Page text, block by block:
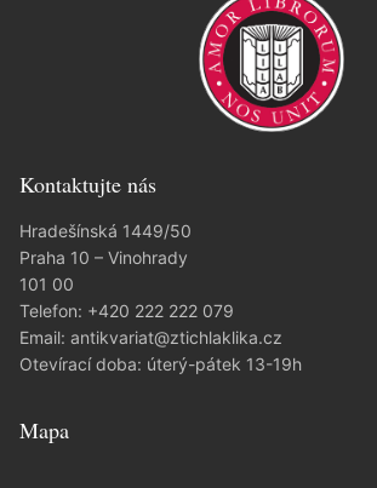
Kontaktujte nás
Hradešínská 1449/50
Praha 10 – Vinohrady
101 00
Telefon: +420 222 222 079
Email: antikvariat@ztichlaklika.cz
Otevírací doba: úterý-pátek 13-19h
Mapa